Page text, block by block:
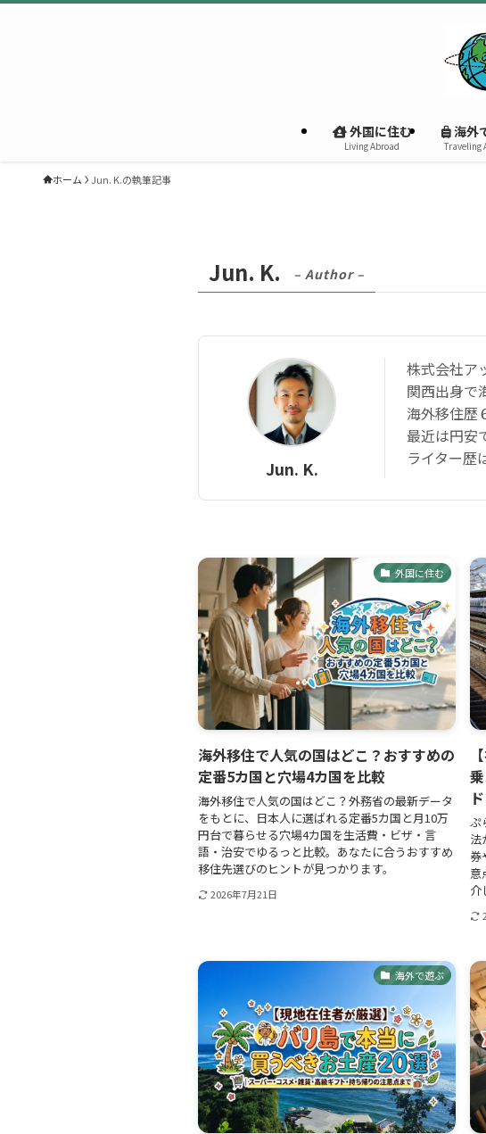
外国に住む
Living Abroad
海外
Traveling
ホーム Jun. K.の執筆記事
Jun. K. – Author –
Jun. K.
株式会社ア
関西出身で
海外移住歴
最近は円安
ライター歴
外国に住む
海外移住で人気の国はどこ？おすすめの
定番5カ国と穴場4カ国を比較
海外移住で人気の国はどこ？外務省の最新データ
をもとに、日本人に選ばれる定番5カ国と月10万
円台で暮らせる穴場4カ国を生活費・ビザ・言
語・治安でゆるっと比較。あなたに合うおすすめ
移住先選びのヒントが見つかります。
2026年7月21日
ぷ
法
券
意
介
海外で遊ぶ